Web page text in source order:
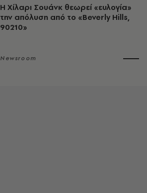
Η Χίλαρι Σουάνκ θεωρεί «ευλογία»
την απόλυση από το «Beverly Hills,
90210»
Newsroom